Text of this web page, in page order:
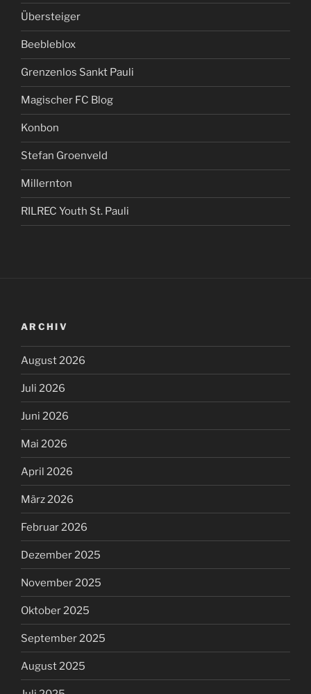
Übersteiger
Beebleblox
Grenzenlos Sankt Pauli
Magischer FC Blog
Konbon
Stefan Groenveld
Millernton
RILREC Youth St. Pauli
ARCHIV
August 2026
Juli 2026
Juni 2026
Mai 2026
April 2026
März 2026
Februar 2026
Dezember 2025
November 2025
Oktober 2025
September 2025
August 2025